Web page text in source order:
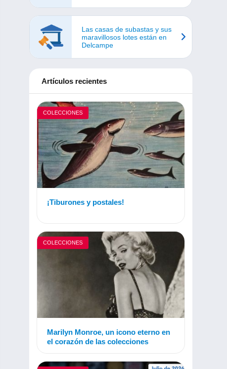
Las casas de subastas y sus
maravillosos lotes están en
Delcampe
Artículos recientes
COLECCIONES
¡Tiburones y postales!
COLECCIONES
Marilyn Monroe, un icono eterno en
el corazón de las colecciones